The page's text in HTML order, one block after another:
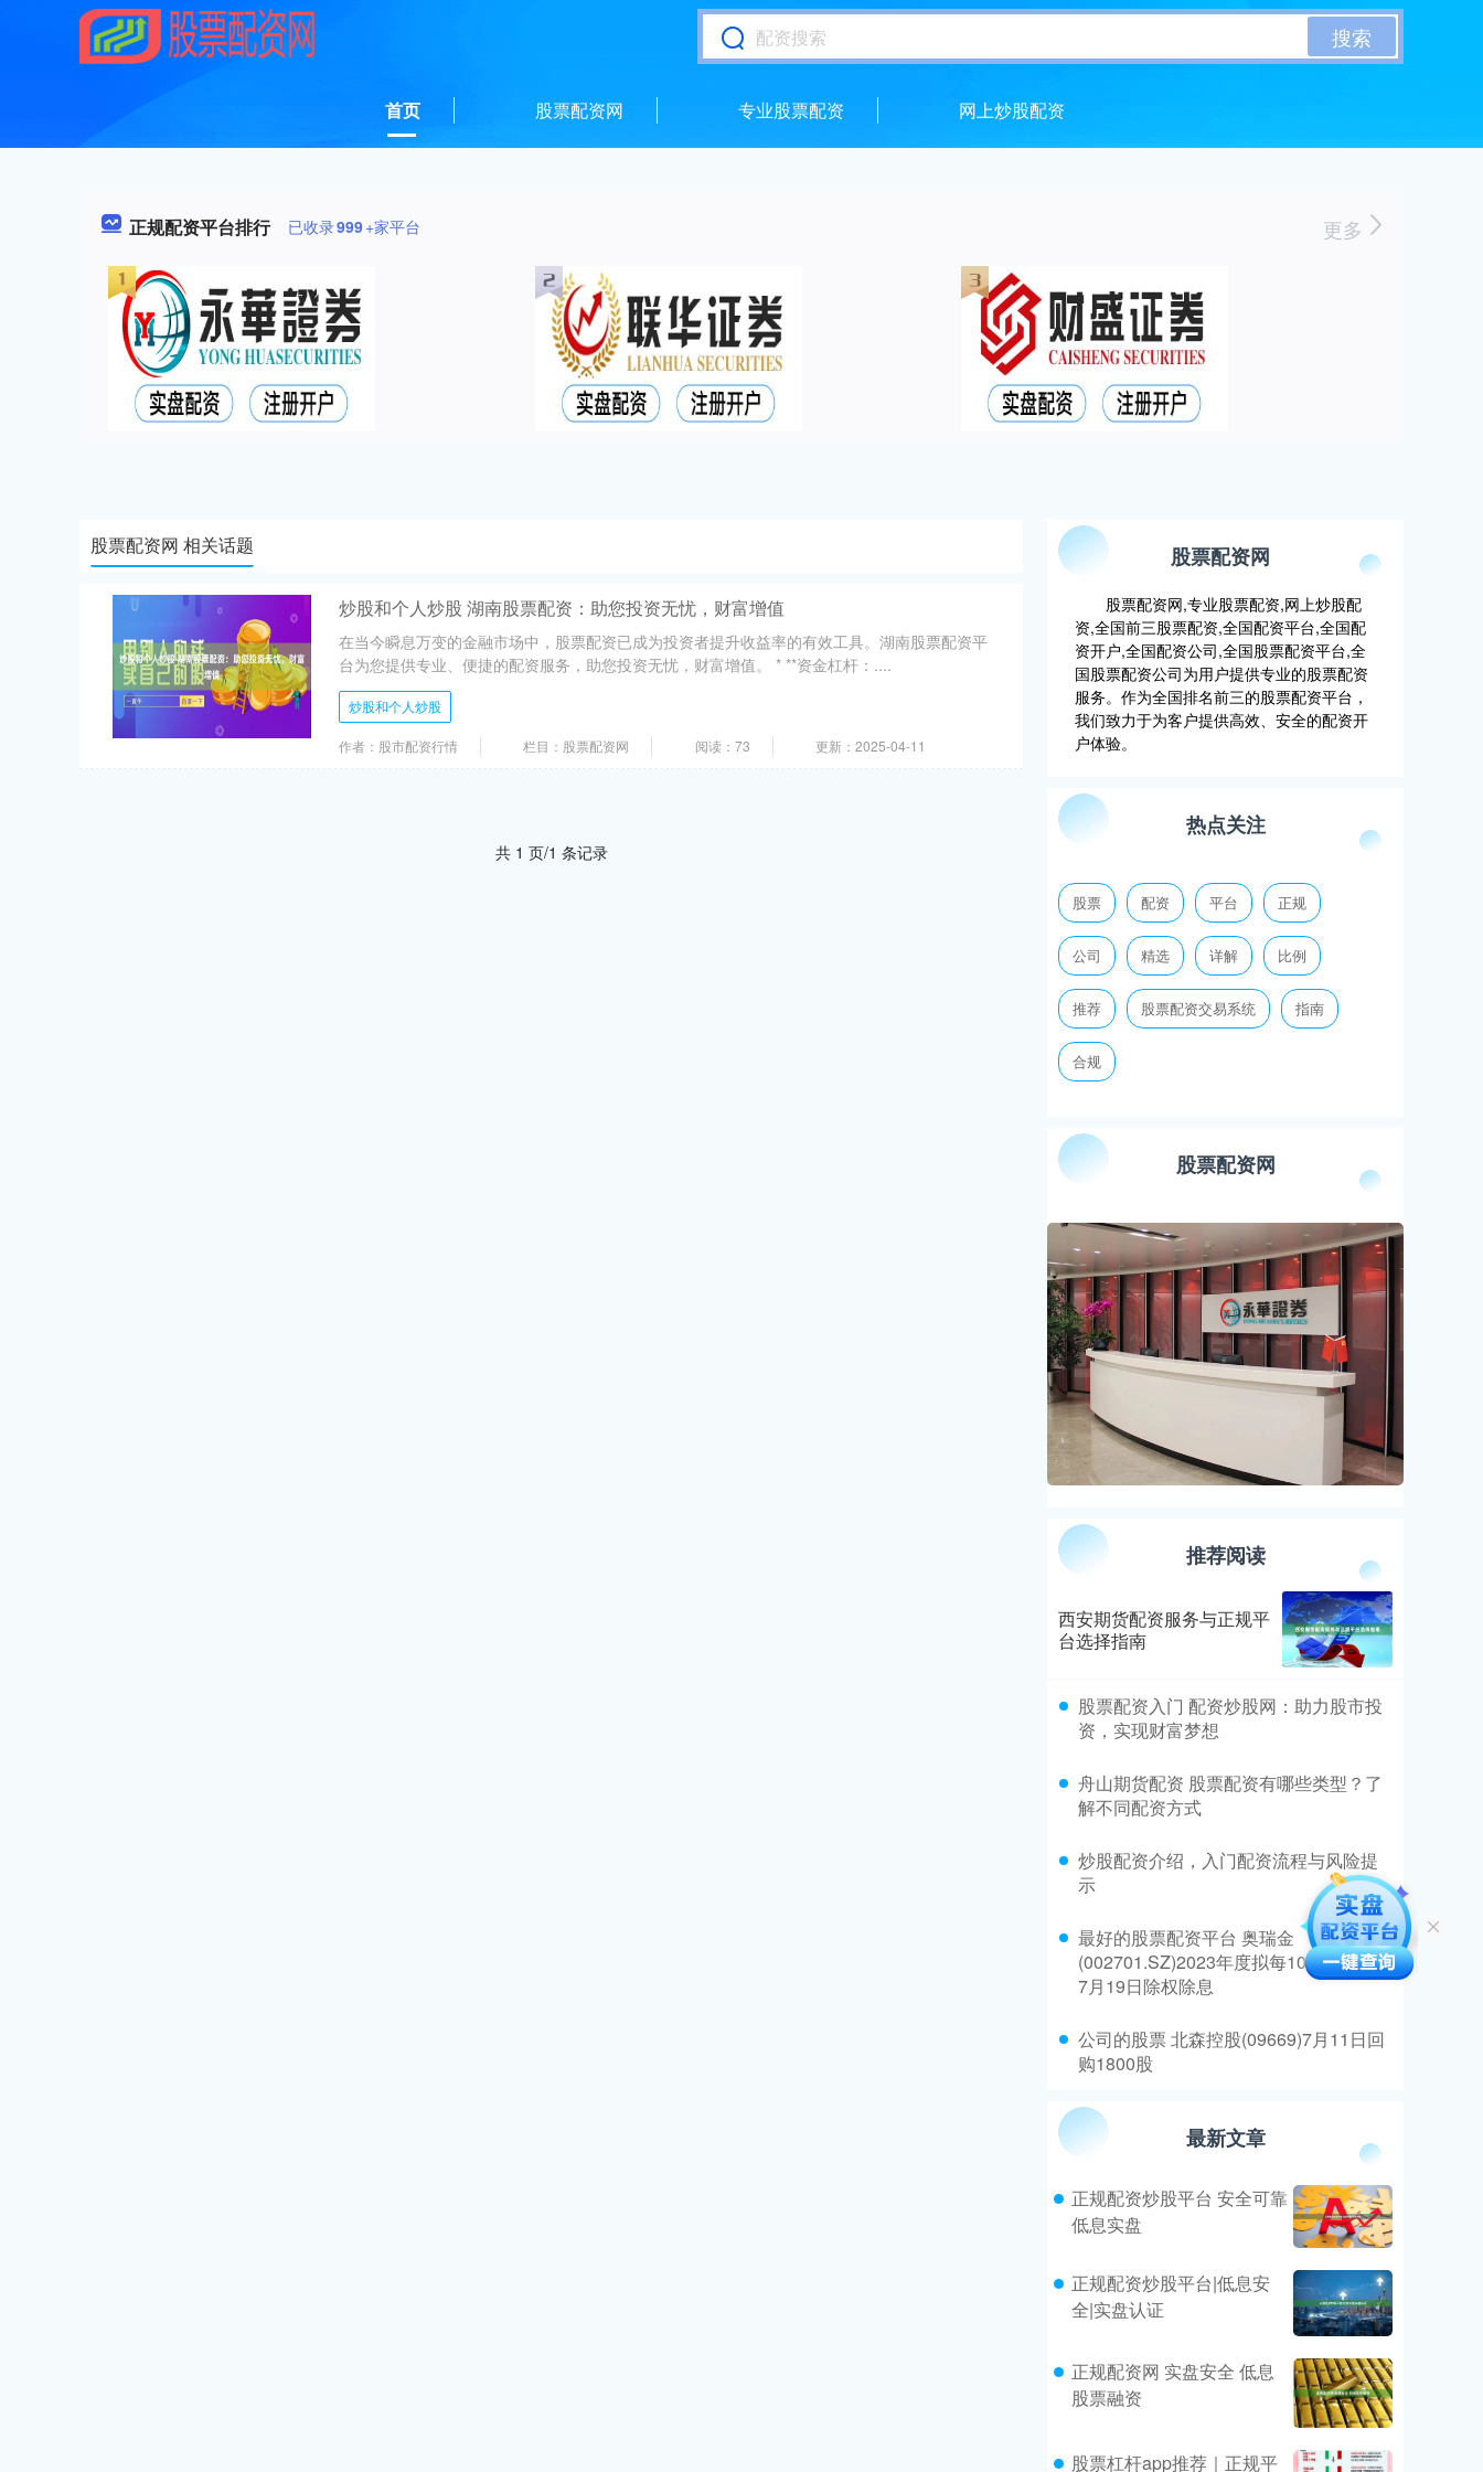
搜索
首页 股票配资网 专业股票配资 网上炒股配资
正规配资平台排行 已收录999+家平台 更多
股票配资网 相关话题
炒股和个人炒股 湖南股票配资：助您投资无忧，财富增值
在当今瞬息万变的金融市场中，股票配资已成为投资者提升收益率的有效工具。湖南股票配资平
台为您提供专业、便捷的配资服务，助您投资无忧，财富增值。 * **资金杠杆：....
炒股和个人炒股
作者：股市配资行情 栏目：股票配资网 阅读：73 更新：2025-04-11
共 1 页/1 条记录
股票配资网
股票配资网,专业股票配资,网上炒股配
资,全国前三股票配资,全国配资平台,全国配
资开户,全国配资公司,全国股票配资平台,全
国股票配资公司为用户提供专业的股票配资
服务。作为全国排名前三的股票配资平台，
我们致力于为客户提供高效、安全的配资开
户体验。
热点关注
股票 配资 平台 正规
公司 精选 详解 比例
推荐 股票配资交易系统 指南
合规
股票配资网
推荐阅读
西安期货配资服务与正规平
台选择指南
​股票配资入门 配资炒股网：助力股市投
资，实现财富梦想
​舟山期货配资 股票配资有哪些类型？了
解不同配资方式
​炒股配资介绍，入门配资流程与风险提
示
​最好的股票配资平台 奥瑞金
(002701.SZ)2023年度拟每10股派1.2元
7月19日除权除息
​公司的股票 北森控股(09669)7月11日回
购1800股
最新文章
正规配资炒股平台 安全可靠
低息实盘
正规配资炒股平台|低息安
全|实盘认证
正规配资网 实盘安全 低息
股票融资
股票杠杆app推荐｜正规平